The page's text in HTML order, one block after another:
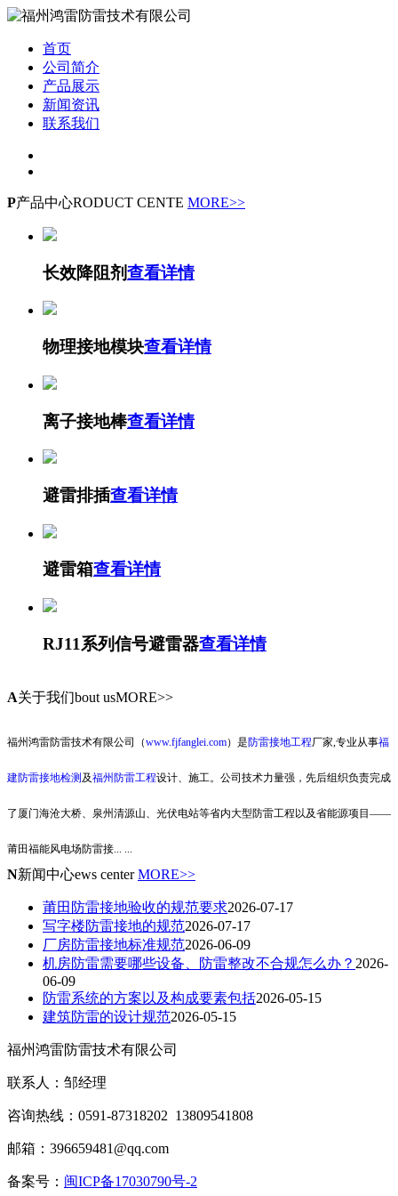
首页
公司简介
产品展示
新闻资讯
联系我们
P产品中心RODUCT CENTE MORE>>
长效降阻剂查看详情
物理接地模块查看详情
离子接地棒查看详情
避雷排插查看详情
避雷箱查看详情
RJ11系列信号避雷器查看详情
A关于我们bout usMORE>>
福州鸿雷防雷技术有限公司（www.fjfanglei.com）是防雷接地工程厂家,专业从事福
建防雷接地检测及福州防雷工程设计、施工。公司技术力量强，先后组织负责完成
了厦门海沧大桥、泉州清源山、光伏电站等省内大型防雷工程以及省能源项目——
莆田福能风电场防雷接
N新闻中心ews center MORE>>
莆田防雷接地验收的规范要求2026-07-17
写字楼防雷接地的规范2026-07-17
厂房防雷接地标准规范2026-06-09
机房防雷需要哪些设备、防雷整改不合规怎么办？ 2026-
06-09
防雷系统的方案以及构成要素包括2026-05-15
建筑防雷的设计规范2026-05-15
福州鸿雷防雷技术有限公司
联系人：邹经理
咨询热线：0591-87318202 13809541808
邮箱：396659481@qq.com
备案号： 闽ICP备17030790号-2